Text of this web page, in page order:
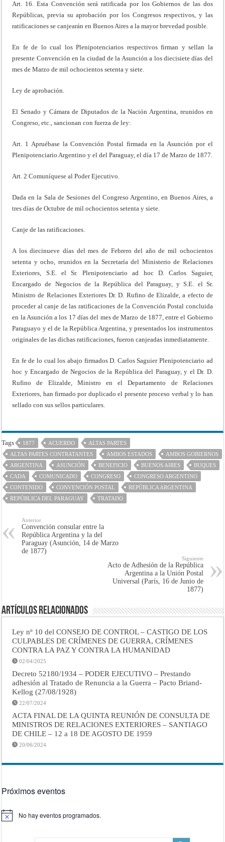
Art. 16. Esta Convención será ratificada por los Gobiernos de las dos
Repúblicas, previa su aprobación por los Congresos respectivos, y las
ratificaciones se canjearán en Buenos Aires a la mayor brevedad posible.
En fe de lo cual los Plenipotenciarios respectivos firman y sellan la
presente Convención en la ciudad de la Asunción a los diecisiete días del
mes de Marzo de mil ochocientos setenta y siete.
Ley de aprobación.
El Senado y Cámara de Diputados de la Nación Argentina, reunidos en
Congreso, etc., sancionan con fuerza de ley:
Art. 1 Apruébase la Convención Postal firmada en la Asunción por el
Plenipotenciario Argentino y el del Paraguay, el día 17 de Marzo de 1877.
Art. 2 Comuníquese al Poder Ejecutivo.
Dada en la Sala de Sesiones del Congreso Argentino, en Buenos Aires, a
tres días de Octubre de mil ochocientos setenta y siete.
Canje de las ratificaciones.
A los diecinueve días del mes de Febrero del año de mil ochocientos
setenta y ocho, reunidos en la Secretaría del Ministerio de Relaciones
Exteriores, S.E. el Sr. Plenipotenciario ad hoc D. Carlos Saguier,
Encargado de Negocios de la República del Paraguay, y S.E. el Sr.
Ministro de Relaciones Exteriores Dr. D. Rufino de Elizalde, a efecto de
proceder al canje de las ratificaciones de la Convención Postal concluida
en la Asunción a los 17 días del mes de Marzo de 1877, entre el Gobierno
Paraguayo y el de la República Argentina, y presentados los instrumentos
originales de las dichas ratificaciones, fueron canjeadas inmediatamente.
En fe de lo cual los abajo firmados D. Carlos Saguier Plenipotenciario ad
hoc y Encargado de Negocios de la República del Paraguay, y el Dr. D.
Rufino de Elizalde, Ministro en el Departamento de Relaciones
Exteriores, han firmado por duplicado el presente proceso verbal y lo han
sellado con sus sellos particulares.
Tags 1877 ACUERDO
ALTAS PARTES
ALTAS PARTES CONTRATANTES
AMBOS ESTADOS
AMBOS GOBIERNOS
ARGENTINA
ASUNCIÓN BENEFICIO BUENOS AIRES
BUQUES
CADA
COMUNICADO CONGRESO
CONGRESO ARGENTINO
CONTENIDO
CONVENCIÓN POSTAL
REPÚBLICA ARGENTINA
REPÚBLICA DEL PARAGUAY
TRATADO
Anterior
Convención consular entre la
República Argentina y la del
Paraguay (Asunción, 14 de Marzo
de 1877)
Siguiente
Acto de Adhesión de la República
Argentina a la Unión Postal
Universal (París, 16 de Junio de
1877)
Artículos Relacionados
Ley nº 10 del CONSEJO DE CONTROL – CASTIGO DE LOS
CULPABLES DE CRÍMENES DE GUERRA, CRÍMENES
CONTRA LA PAZ Y CONTRA LA HUMANIDAD
02/04/2025
Decreto 52180/1934 – PODER EJECUTIVO – Prestando
adhesión al Tratado de Renuncia a la Guerra – Pacto Briand-
Kellog (27/08/1928)
22/07/2024
ACTA FINAL DE LA QUINTA REUNIÓN DE CONSULTA DE
MINISTROS DE RELACIONES EXTERIORES – SANTIAGO
DE CHILE – 12 a 18 DE AGOSTO DE 1959
20/06/2024
Próximos eventos
Aviso No hay eventos programados.